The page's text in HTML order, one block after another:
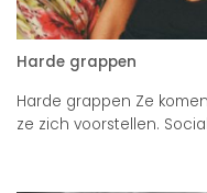
Harde grappen
Harde grappen Ze
ze zich voorstellen.